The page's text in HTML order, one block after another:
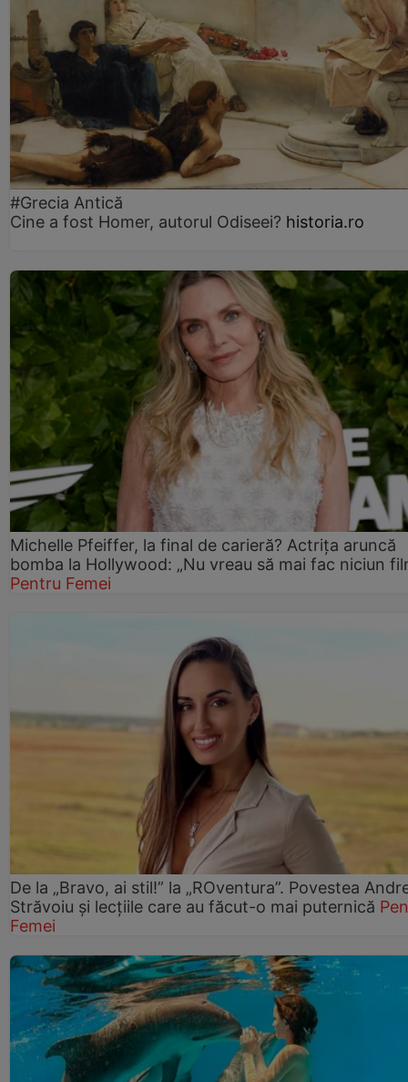
#Grecia Antică
Cine a fost Homer, autorul Odiseei? historia.ro
Michelle Pfeiffer, la final de carieră? Actrița aruncă
bomba la Hollywood: „Nu vreau să mai fac niciun
Pentru Femei
De la „Bravo, ai stil!” la „ROventura”. Povestea
Străvoiu și lecțiile care au făcut-o mai puternică
Femei